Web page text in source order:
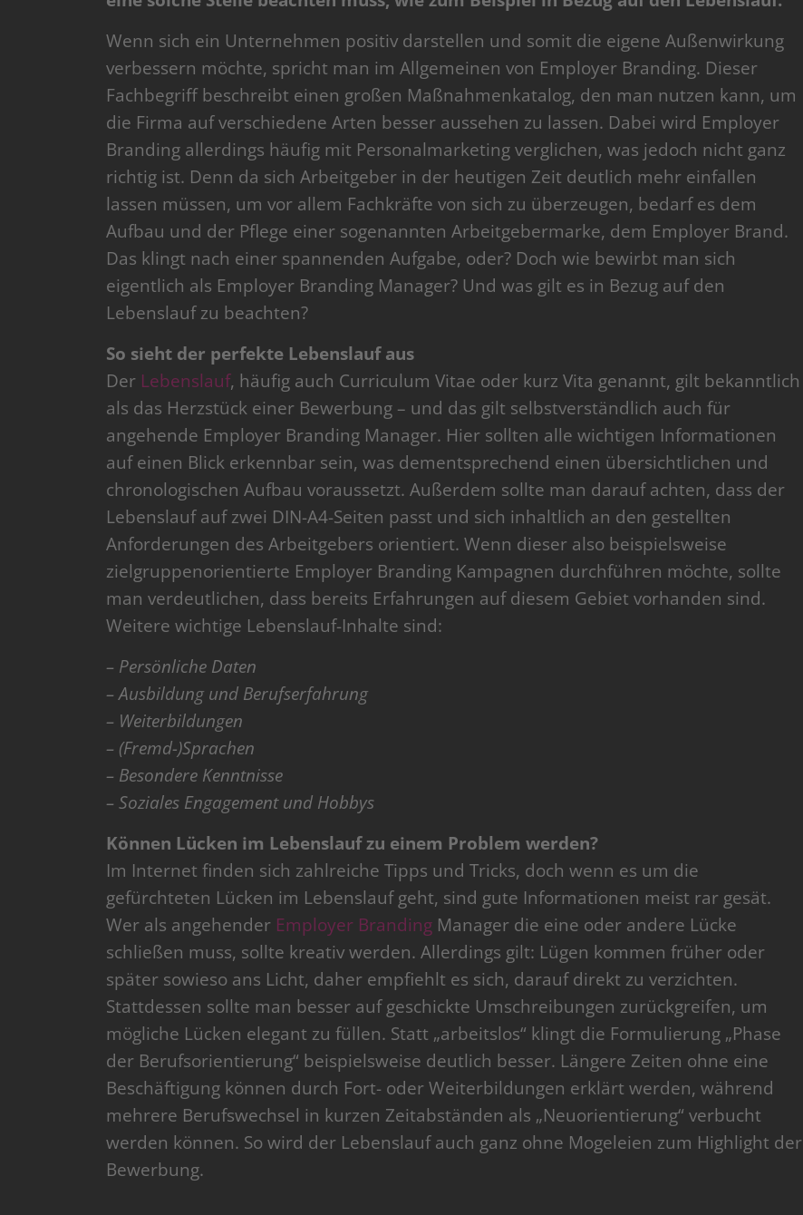
Wenn sich ein Unternehmen positiv darstellen und somit die eigene Außenwirkung
verbessern möchte, spricht man im Allgemeinen von Employer Branding. Dieser
Fachbegriff beschreibt einen großen Maßnahmenkatalog, den man nutzen kann, um
die Firma auf verschiedene Arten besser aussehen zu lassen. Dabei wird Employer
Branding allerdings häufig mit Personalmarketing verglichen, was jedoch nicht ganz
richtig ist. Denn da sich Arbeitgeber in der heutigen Zeit deutlich mehr einfallen
lassen müssen, um vor allem Fachkräfte von sich zu überzeugen, bedarf es dem
Aufbau und der Pflege einer sogenannten Arbeitgebermarke, dem Employer Brand.
Das klingt nach einer spannenden Aufgabe, oder? Doch wie bewirbt man sich
eigentlich als Employer Branding Manager? Und was gilt es in Bezug auf den
Lebenslauf zu beachten?
So sieht der perfekte Lebenslauf aus
Der Lebenslauf, häufig auch Curriculum Vitae oder kurz Vita genannt, gilt bekanntlich
als das Herzstück einer Bewerbung – und das gilt selbstverständlich auch für
angehende Employer Branding Manager. Hier sollten alle wichtigen Informationen
auf einen Blick erkennbar sein, was dementsprechend einen übersichtlichen und
chronologischen Aufbau voraussetzt. Außerdem sollte man darauf achten, dass der
Lebenslauf auf zwei DIN-A4-Seiten passt und sich inhaltlich an den gestellten
Anforderungen des Arbeitgebers orientiert. Wenn dieser also beispielsweise
zielgruppenorientierte Employer Branding Kampagnen durchführen möchte, sollte
man verdeutlichen, dass bereits Erfahrungen auf diesem Gebiet vorhanden sind.
Weitere wichtige Lebenslauf-Inhalte sind:
– Persönliche Daten
– Ausbildung und Berufserfahrung
– Weiterbildungen
– (Fremd-)Sprachen
– Besondere Kenntnisse
– Soziales Engagement und Hobbys
Können Lücken im Lebenslauf zu einem Problem werden?
Im Internet finden sich zahlreiche Tipps und Tricks, doch wenn es um die
gefürchteten Lücken im Lebenslauf geht, sind gute Informationen meist rar gesät.
Wer als angehender Employer Branding Manager die eine oder andere Lücke
schließen muss, sollte kreativ werden. Allerdings gilt: Lügen kommen früher oder
später sowieso ans Licht, daher empfiehlt es sich, darauf direkt zu verzichten.
Stattdessen sollte man besser auf geschickte Umschreibungen zurückgreifen, um
mögliche Lücken elegant zu füllen. Statt „arbeitslos“ klingt die Formulierung „Phase
der Berufsorientierung“ beispielsweise deutlich besser. Längere Zeiten ohne eine
Beschäftigung können durch Fort- oder Weiterbildungen erklärt werden, während
mehrere Berufswechsel in kurzen Zeitabständen als „Neuorientierung“ verbucht
werden können. So wird der Lebenslauf auch ganz ohne Mogeleien zum Highlight der
Bewerbung.